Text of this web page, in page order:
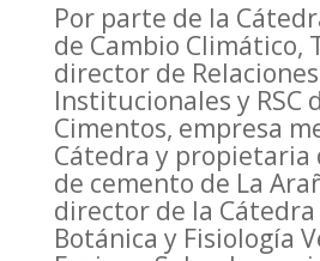
Por parte de la
de Cambio Climático,
director de Relaciones
Institucionales y RSC
Cimentos, empresa
Cátedra y propietaria
de cemento de La
director de la
Botánica y Fisiología